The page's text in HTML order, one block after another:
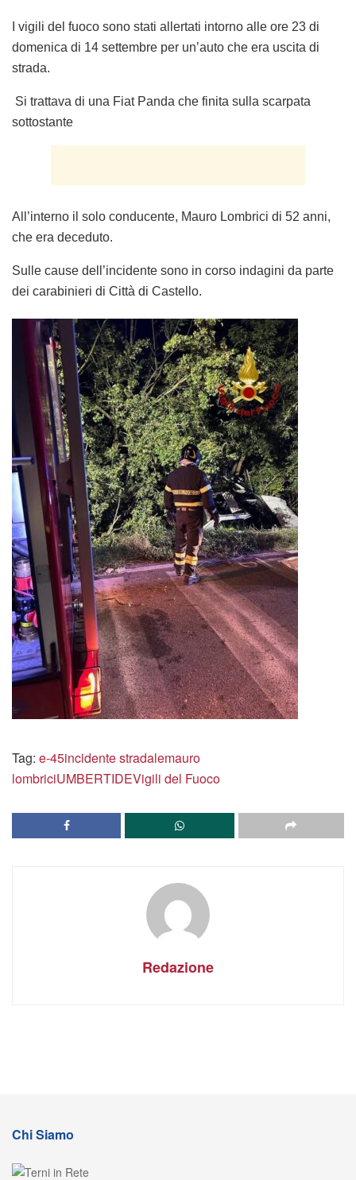
I vigili del fuoco sono stati allertati intorno alle ore 23 di
domenica di 14 settembre per un’auto che era uscita di
strada.
Si trattava di una Fiat Panda che finita sulla scarpata
sottostante
All’interno il solo conducente, Mauro Lombrici di 52 anni,
che era deceduto.
Sulle cause dell’incidente sono in corso indagini da parte
dei carabinieri di Città di Castello.
Tag: e-45incidente stradalemauro
lombriciUMBERTIDEVigili del Fuoco
Redazione
Chi Siamo